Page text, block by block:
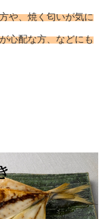
や、焼く匂いが気に
心配な方、などにも